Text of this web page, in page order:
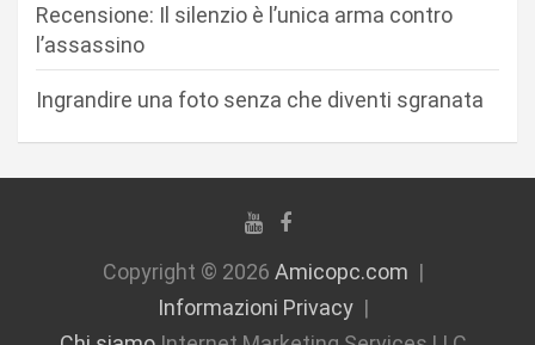
Recensione: Il silenzio è l’unica arma contro
l’assassino
Ingrandire una foto senza che diventi sgranata
Copyright © 2026 Amicopc.com
Informazioni Privacy